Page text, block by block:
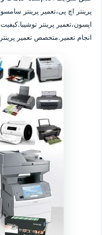
پرینتر اچ پی،تعمیر پرینتر
اپسون،تعمیر پرینتر
انجام تعمیر.متحصص تعمیر